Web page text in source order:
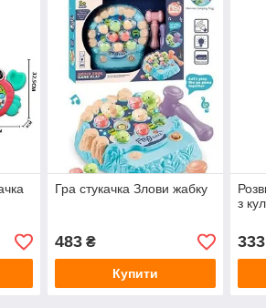
Гра стукачка Злови жабку
483₴
Купити
з
333